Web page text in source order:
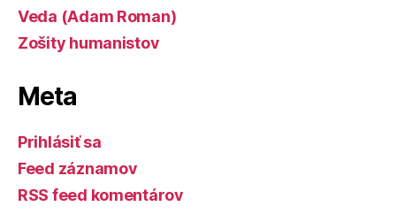
Veda (Adam Roman)
Zošity humanistov
Meta
Prihlásiť sa
Feed záznamov
RSS feed komentárov